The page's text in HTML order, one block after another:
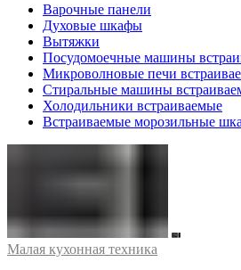
Варочные панели
Духовые шкафы
Вытяжки
Посудомоечные машины
Микроволновые печи
Стиральные машины
Холодильники встраиваемые
Встраиваемые морозильные
Малая кухонная техника